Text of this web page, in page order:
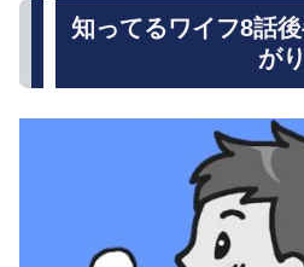
知ってるワイフ8話
がり